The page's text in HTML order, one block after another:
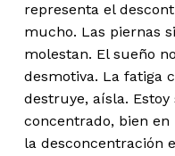
representa el
mucho. Las piernas
molestan. El sueño
desmotiva. La fatiga
destruye, aísla.
concentrado, bien en
la desconcentración